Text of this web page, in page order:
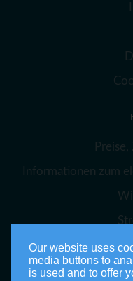
Preise,
Informationen zum
Our website uses
media buttons to
is used and to offer